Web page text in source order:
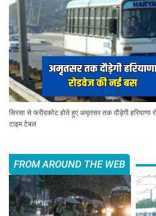
सिरसा से फरीदकोट होते हुए अमृतसर तक दौड़ेगी
टाइम टेबल
FROM AROUND THE WEB